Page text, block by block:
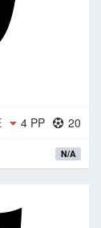
20
4 PP
N/A